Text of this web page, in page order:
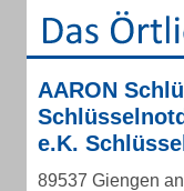
AARON
e.K.
89537 Giengen